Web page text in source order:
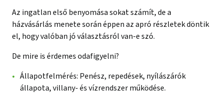
Az ingatlan első benyomása sokat számít, de a
házvásárlás menete során éppen az apró részletek döntik
el, hogy valóban jó választásról van-e szó.
De mire is érdemes odafigyelni?
Állapotfelmérés: Penész, repedések, nyílászárók
állapota, villany- és vízrendszer működése.